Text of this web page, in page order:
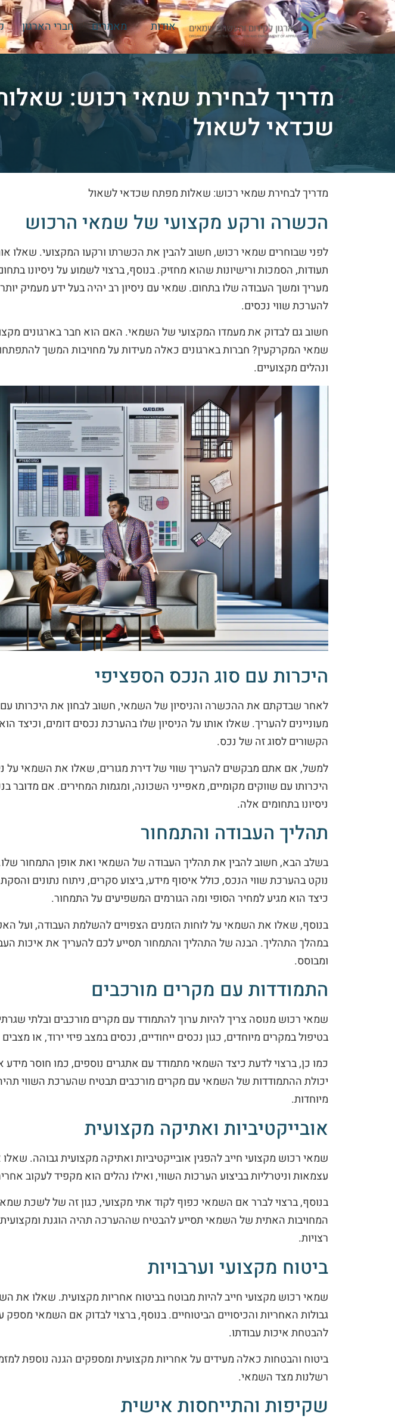
אודות מאמרים חברי הארגון
מדריך לבחירת שמאי רכוש:
שכדאי לשאול
מדריך לבחירת שמאי רכוש: שאלות מפתח שכדאי לשאול
הכשרה ורקע מקצועי של שמאי הרכוש
לפני שבוחרים שמאי רכוש, חשוב להבין את הכשרתו ורקעו המקצועי. שאלו
תעודות, הסמכות ורישיונות שהוא מחזיק. בנוסף, ברצוי לשמוע על ניסיונו
מעריך ומשך העבודה שלו בתחום. שמאי עם ניסיון רב יהיה בעל ידע מעמיק
להערכת שווי נכסים.
חשוב גם לבדוק את מעמדו המקצועי של השמאי. האם הוא חבר בארגונים
שמאי המקרקעין? חברות בארגונים כאלה מעידות על מחויבות המשך
ונהלים מקצועיים.
היכרות עם סוג הנכס הספציפי
לאחר שבדקתם את ההכשרה והניסיון של השמאי, חשוב לבחון את היכרותו
מעוניינים להעריך. שאלו אותו על הניסיון שלו בהערכת נכסים דומים, וכיצד
הקשורים לסוג זה של נכס.
למשל, אם אתם מבקשים להעריך שווי של דירת מגורים, שאלו את השמאי על
היכרותו עם שווקים מקומיים, מאפייני השכונה, ומגמות המחירים. אם מדובר
ניסיונו בתחומים אלה.
תהליך העבודה והתמחור
בשלב הבא, חשוב להבין את תהליך העבודה של השמאי ואת אופן התמחור
נוקט בהערכת שווי הנכס, כולל איסוף מידע, ביצוע סקרים, ניתוח נתונים
כיצד הוא מגיע למחיר הסופי ומה הגורמים המשפיעים על התמחור.
בנוסף, שאלו את השמאי על לוחות הזמנים הצפויים להשלמת העבודה, ועל
במהלך התהליך. הבנה של התהליך והתמחור תסייע לכם להעריך את איכות
ומבוסס.
התמודדות עם מקרים מורכבים
שמאי רכוש מנוסה צריך להיות ערוך להתמודד עם מקרים מורכבים ובלתי
בטיפול במקרים מיוחדים, כגון נכסים ייחודיים, נכסים במצב פיזי ירוד, או
כמו כן, ברצוי לדעת כיצד השמאי מתמודד עם אתגרים נוספים, כמו חוסר מידע
יכולת ההתמודדות של השמאי עם מקרים מורכבים תבטיח שהערכת השווי
מיוחדות.
אובייקטיביות ואתיקה מקצועית
שמאי רכוש מקצועי חייב להפגין אובייקטיביות ואתיקה מקצועית גבוהה.
עצמאות וניטרליות בביצוע הערכות השווי, ואילו נהלים הוא מקפיד לעקוב
בנוסף, ברצוי לברר אם השמאי כפוף לקוד אתי מקצועי, כגון זה של לשכת
המחויבות האתית של השמאי תסייע להבטיח שההערכה תהיה הוגנת
רצויות.
ביטוח מקצועי וערבויות
שמאי רכוש מקצועי חייב להיות מבוטח בביטוח אחריות מקצועית. שאלו את
גבולות האחריות והכיסויים הביטוחיים. בנוסף, ברצוי לבדוק אם השמאי מספק
להבטחת איכות עבודתו.
ביטוח והבטחות כאלה מעידים על אחריות מקצועית ומספקים הגנה נוספת
רשלנות מצד השמאי.
שקיפות והתייחסות אישית